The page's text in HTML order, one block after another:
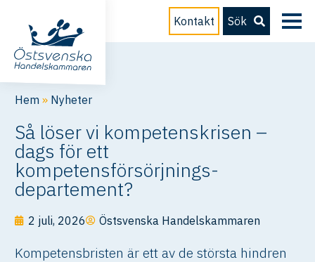
Kontakt Sök
Hem » Nyheter
Så löser vi kompetenskrisen –
dags för ett
kompetensförsörjnings-
departement?
2 juli, 2026 Östsvenska Handelskammaren
Kompetensbristen är ett av de största hindren